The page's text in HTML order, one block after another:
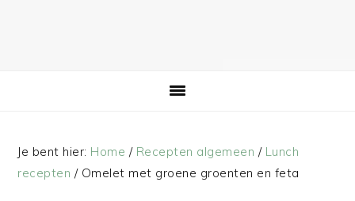
Je bent hier: Home / Recepten algemeen / Lunch
recepten /Omelet met groene groenten en feta